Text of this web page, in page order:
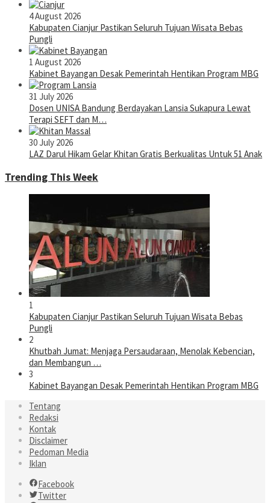
4 August 2026
Kabupaten Cianjur Pastikan Seluruh Tujuan Wisata Bebas
Pungli
1 August 2026
Kabinet Bayangan Desak Pemerintah Hentikan Program MBG
31 July 2026
Dosen UNISA Bandung Berdayakan Lansia Sukapura Lewat
Terapi SEFT dan M…
30 July 2026
LAZ Darul Hikam Gelar Khitan Gratis Berkualitas Untuk 51 Anak
Trending This Week
1
Kabupaten Cianjur Pastikan Seluruh Tujuan Wisata Bebas
Pungli
2
Khutbah Jumat: Menjaga Persaudaraan, Menolak Kebencian,
dan Membangun …
3
Kabinet Bayangan Desak Pemerintah Hentikan Program MBG
Tentang
Redaksi
Kontak
Disclaimer
Pedoman Media
Iklan
Facebook
Twitter